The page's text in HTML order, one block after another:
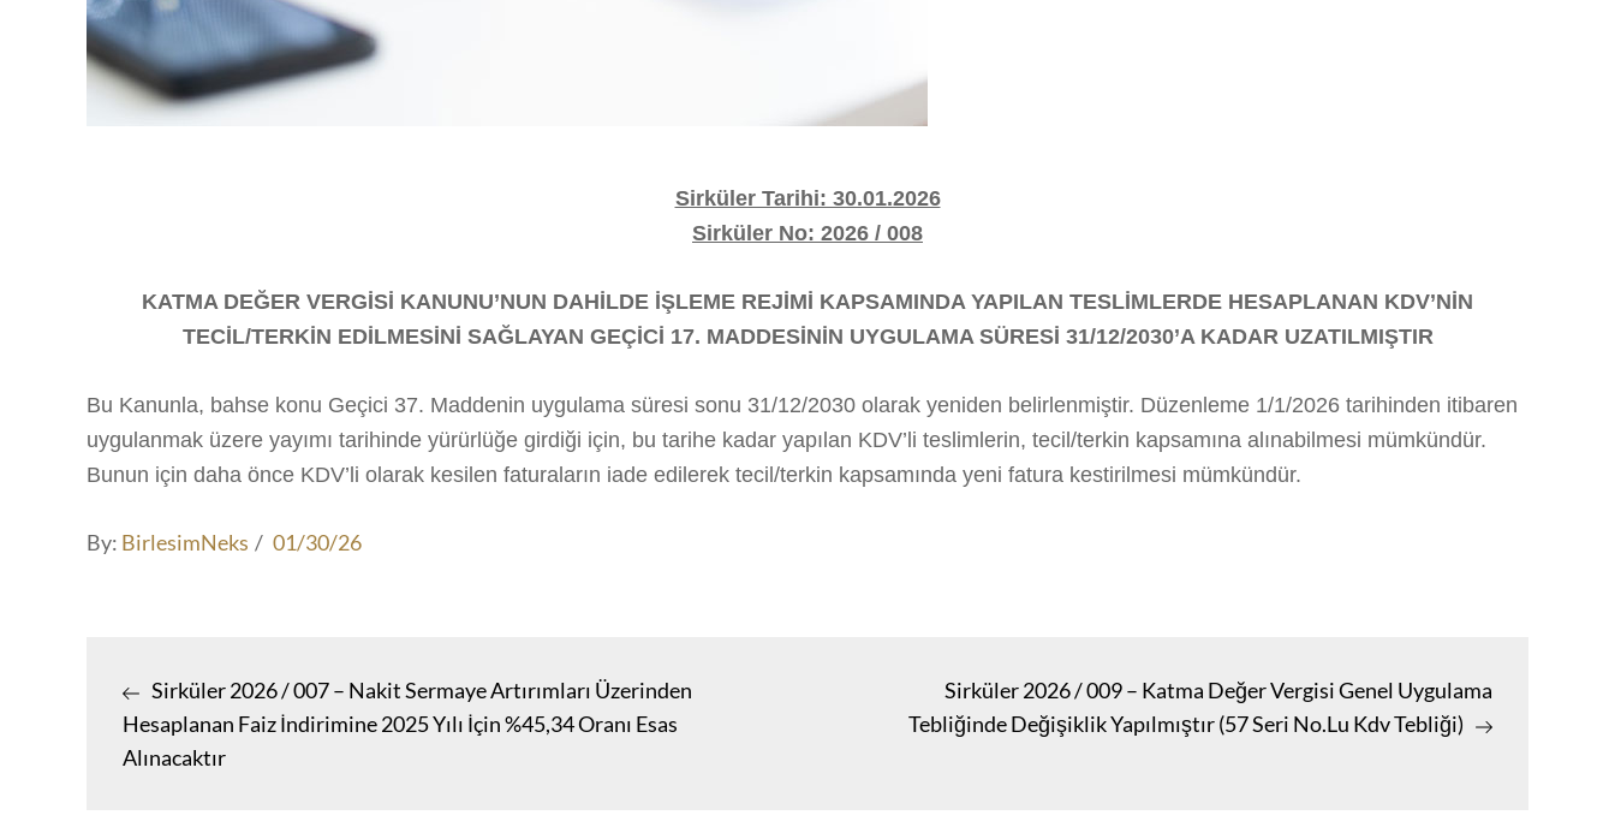
Sirküler Tarihi: 30.01.2026
Sirküler No: 2026 / 008
KATMA DEĞER VERGİSİ KANUNU’NUN DAHİLDE İŞLEME REJİMİ KAPSAMINDA YAPILAN TESLİMLERDE HESAPLANAN KDV’NİN
TECİL/TERKİN EDİLMESİNİ SAĞLAYAN GEÇİCİ 17. MADDESİNİN UYGULAMA SÜRESİ 31/12/2030’A KADAR UZATILMIŞTIR
Bu Kanunla, bahse konu Geçici 37. Maddenin uygulama süresi sonu 31/12/2030 olarak yeniden belirlenmiştir. Düzenleme 1/1/2026 tarihinden itibaren
uygulanmak üzere yayımı tarihinde yürürlüğe girdiği için, bu tarihe kadar yapılan KDV’li teslimlerin, tecil/terkin kapsamına alınabilmesi mümkündür.
Bunun için daha önce KDV’li olarak kesilen faturaların iade edilerek tecil/terkin kapsamında yeni fatura kestirilmesi mümkündür.
By: BirlesimNeks
Posted
01/30/26
Yazı
gezinmesi
Sirküler 2026 / 007 – Nakit Sermaye Artırımları Üzerinden
Hesaplanan Faiz İndirimine 2025 Yılı İçin %45,34 Oranı Esas
Alınacaktır
Sirküler 2026 / 009 – Katma Değer Vergisi Genel Uygulama
Tebliğinde Değişiklik Yapılmıştır (57 Seri No.Lu Kdv Tebliği)